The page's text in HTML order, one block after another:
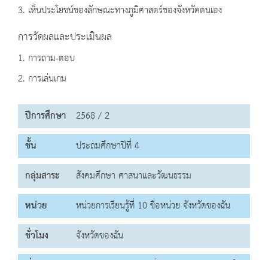
3. เห็นประโยชน์ของลักษณะทางภูมิศาสตร์ของจังหวัดตนเอง
การวัดผลและประเมินผล
1. การถาม-ตอบ
2. การเล่นเกม
ปีการศึกษา 2568 / 2
ชั้น
ประถมศึกษาปีที่ 4
กลุ่มสาระ
สังคมศึกษา ศาสนาและวัฒนธรรม
หน่วย
หน่วยการเรียนรู้ที่ 10 ชื่อหน่วย จังหวัดของฉัน
ชั่วโมง
จังหวัดของฉัน